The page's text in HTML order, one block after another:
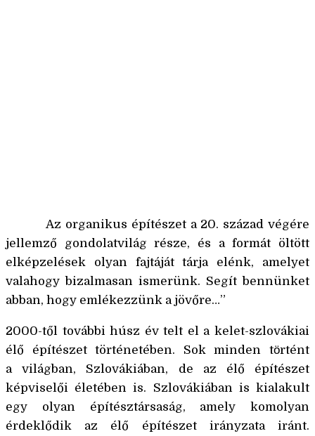
Az organikus építészet a 20. század végére
jellemző gondolatvilág része, és a formát öltött
elképzelések olyan fajtáját tárja elénk, amelyet
valahogy bizalmasan ismerünk. Segít bennünket
abban, hogy emlékezzünk a jövőre…”
2000-től további húsz év telt el a kelet-szlovákiai
élő építészet történetében. Sok minden tӧrtént
a világban, Szlovákiában, de az élő építészet
képviselői életében is. Szlovákiában is kialakult
egy olyan építésztársaság, amely komolyan
érdeklődik az élő építészet irányzata iránt.